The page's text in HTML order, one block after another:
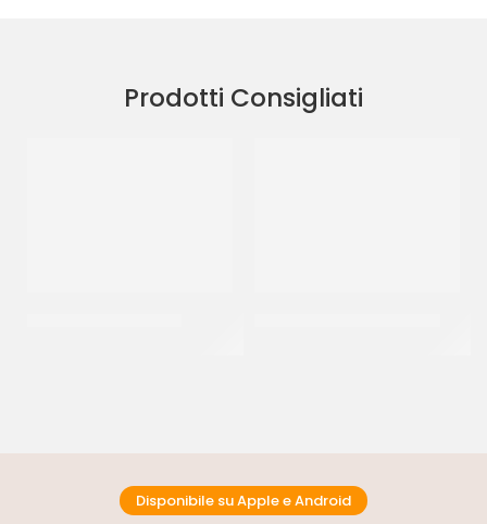
Prodotti Consigliati
Disponibile su Apple e Android